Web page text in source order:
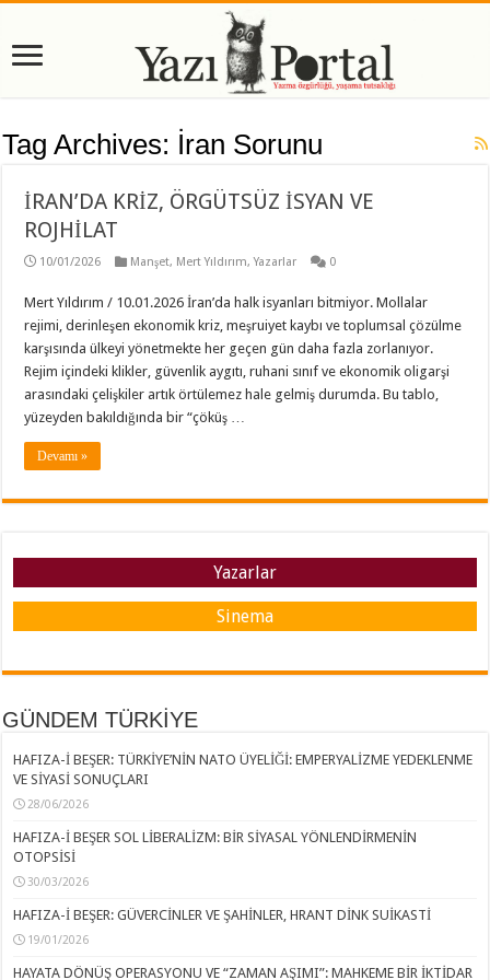
Tag Archives: İran Sorunu
İRAN’DA KRİZ, ÖRGÜTSÜZ İSYAN VE
ROJHİLAT
10/01/2026 Manşet, Mert Yıldırım,Yazarlar 0
Mert Yıldırım / 10.01.2026 İran’da halk isyanları bitmiyor. Mollalar
rejimi, derinleşen ekonomik kriz, meşruiyet kaybı ve toplumsal çözülme
karşısında ülkeyi yönetmekte her geçen gün daha fazla zorlanıyor.
Rejim içindeki klikler, güvenlik aygıtı, ruhani sınıf ve ekonomik oligarşi
arasındaki çelişkiler artık örtülemez hale gelmiş durumda. Bu tablo,
yüzeyden bakıldığında bir “çöküş …
Devamı »
Yazarlar
Sinema
GÜNDEM TÜRKİYE
HAFIZA-İ BEŞER: TÜRKİYE’NİN NATO ÜYELİĞİ: EMPERYALİZME YEDEKLENME
VE SİYASİ SONUÇLARI
28/06/2026
HAFIZA-İ BEŞER SOL LİBERALİZM: BİR SİYASAL YÖNLENDİRMENİN
OTOPSİSİ
30/03/2026
HAFIZA-İ BEŞER: GÜVERCİNLER VE ŞAHİNLER, HRANT DİNK SUİKASTİ
19/01/2026
HAYATA DÖNÜŞ OPERASYONU VE “ZAMAN AŞIMI”: MAHKEME BİR İKTİDAR